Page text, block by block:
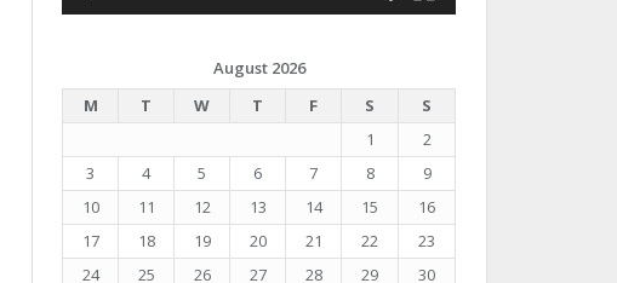
August 2026
M
T W T F S
S
1
2
3
4 5 6 7 8
9
10
11 12 13 14 15
16
17
18 19 20 21 22
23
24
25 26 27 28 29
30